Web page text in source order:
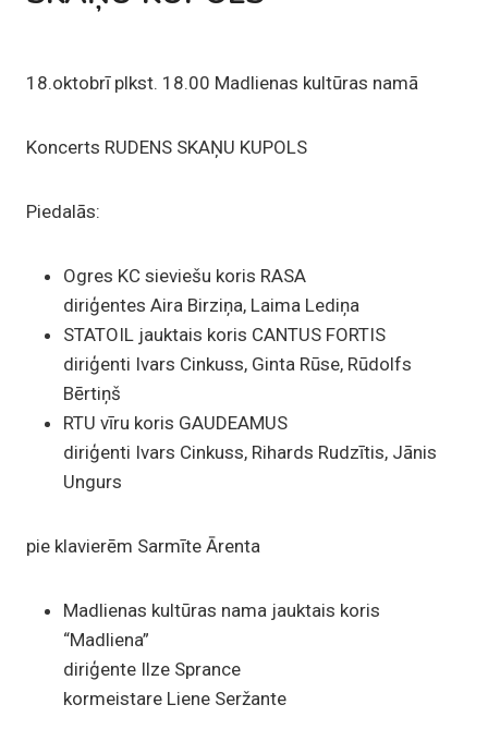
18.oktobrī plkst. 18.00 Madlienas kultūras namā
Koncerts RUDENS SKAŅU KUPOLS
Piedalās:
Ogres KC sieviešu koris RASA
diriģentes Aira Birziņa, Laima Lediņa
STATOIL jauktais koris CANTUS FORTIS
diriģenti Ivars Cinkuss, Ginta Rūse, Rūdolfs
Bērtiņš
RTU vīru koris GAUDEAMUS
diriģenti Ivars Cinkuss, Rihards Rudzītis, Jānis
Ungurs
pie klavierēm Sarmīte Ārenta
Madlienas kultūras nama jauktais koris
“Madliena”
diriģente Ilze Sprance
kormeistare Liene Seržante